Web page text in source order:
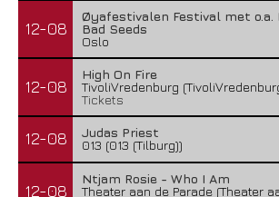
12-08
Øyafestivalen Festival met o.a.
Bad Seeds
Oslo
12-08
High On Fire
TivoliVredenburg
Tickets
12-08
Judas Priest
013 (013 (Tilburg))
12-08
Ntjam Rosie - Who I Am
Theater aan de Parade (Theater